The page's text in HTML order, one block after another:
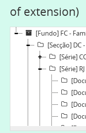
of extension)
[Fundo] FC -
[Secção] DC -
[Série]
[Série] RJ -
[Documento
[Documento